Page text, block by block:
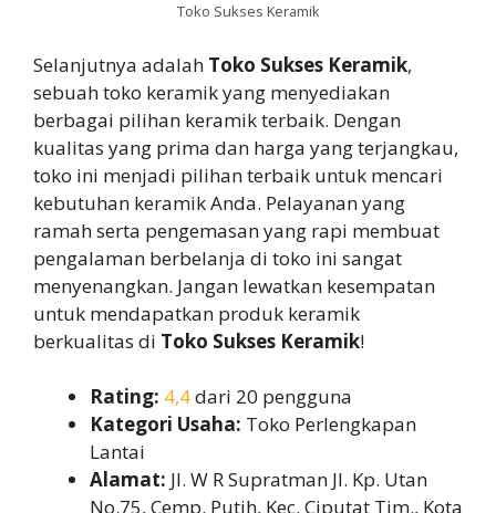
Toko Sukses Keramik
Selanjutnya adalah Toko Sukses Keramik,
sebuah toko keramik yang menyediakan
berbagai pilihan keramik terbaik. Dengan
kualitas yang prima dan harga yang terjangkau,
toko ini menjadi pilihan terbaik untuk mencari
kebutuhan keramik Anda. Pelayanan yang
ramah serta pengemasan yang rapi membuat
pengalaman berbelanja di toko ini sangat
menyenangkan. Jangan lewatkan kesempatan
untuk mendapatkan produk keramik
berkualitas di Toko Sukses Keramik!
Rating: 4,4dari 20 pengguna
Kategori Usaha: Toko Perlengkapan
Lantai
Alamat: Jl. W R Supratman Jl. Kp. Utan
No.75, Cemp. Putih, Kec. Ciputat Tim., Kota